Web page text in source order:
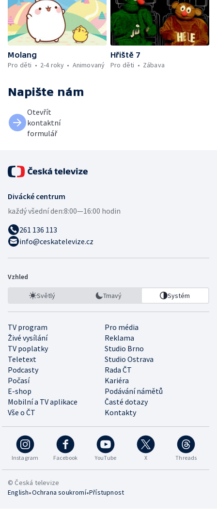
Molang
Pro děti
2-4 roky Animovaný
Hřiště 7
Pro děti
Zábava
Napište nám
Otevřít
kontaktní
formulář
Divácké centrum
každý všední den:8:00—16:00 hodin
261 136 113
info@ceskatelevize.cz
Vzhled
Světlý Tmavý Systém
TV program
Pro média
Živé vysílání
Reklama
TV poplatky
Studio Brno
Teletext
Studio Ostrava
Podcasty
Rada ČT
Počasí
Kariéra
E-shop
Podávání námětů
Mobilní a TV aplikace
Časté dotazy
Vše o ČT
Kontakty
Instagram Facebook YouTube X Threads
© Česká televize
English•Ochrana soukromí•Přístupnost